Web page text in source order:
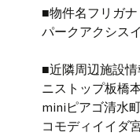
■物件名フリガナ
パークアクシス
■近隣周辺施設情
ニストップ板橋
miniピアゴ清水
コモディイイダ